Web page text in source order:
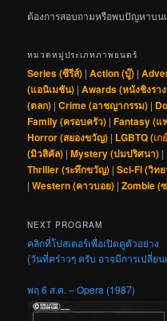
ต้องการสอบถามหรือพบปัญหาบน
หมวดหมู่ประเภทภาพยนตร์
Series (ซีรีส์) |Action (บู๊) |
(แอนิเมชัน) |Awards (หนังชิงรา
(ตลก) |Crime (อาชญากรรม) |
Family (ครอบครัว) |Fantasy (แ
Horror (สยองขวัญ) | LGBTQ (เก
(มิวสิคัล) |Mystery (ปมปริศนา) |
Thriller (ระทึกขวัญ) |Sci-Fi (วิท
|Western (คาวบอย) |Zombie (
NEXT PROGRAM
คลิกที่โปสเตอร์เพื่อเปิดดูตัวอย่าง
(วันที่คร่าวๆ ครับ อาจมีการเปลี่ย
พฤ 6 ส.ค. – Opera (1987)